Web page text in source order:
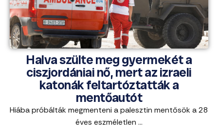
Halva szülte meg gyermekét a
ciszjordániai nő, mert az izraeli
katonák feltartóztatták a
mentőautót
Hiába próbálták megmenteni a palesztin mentősök a 28
éves eszméletlen ...